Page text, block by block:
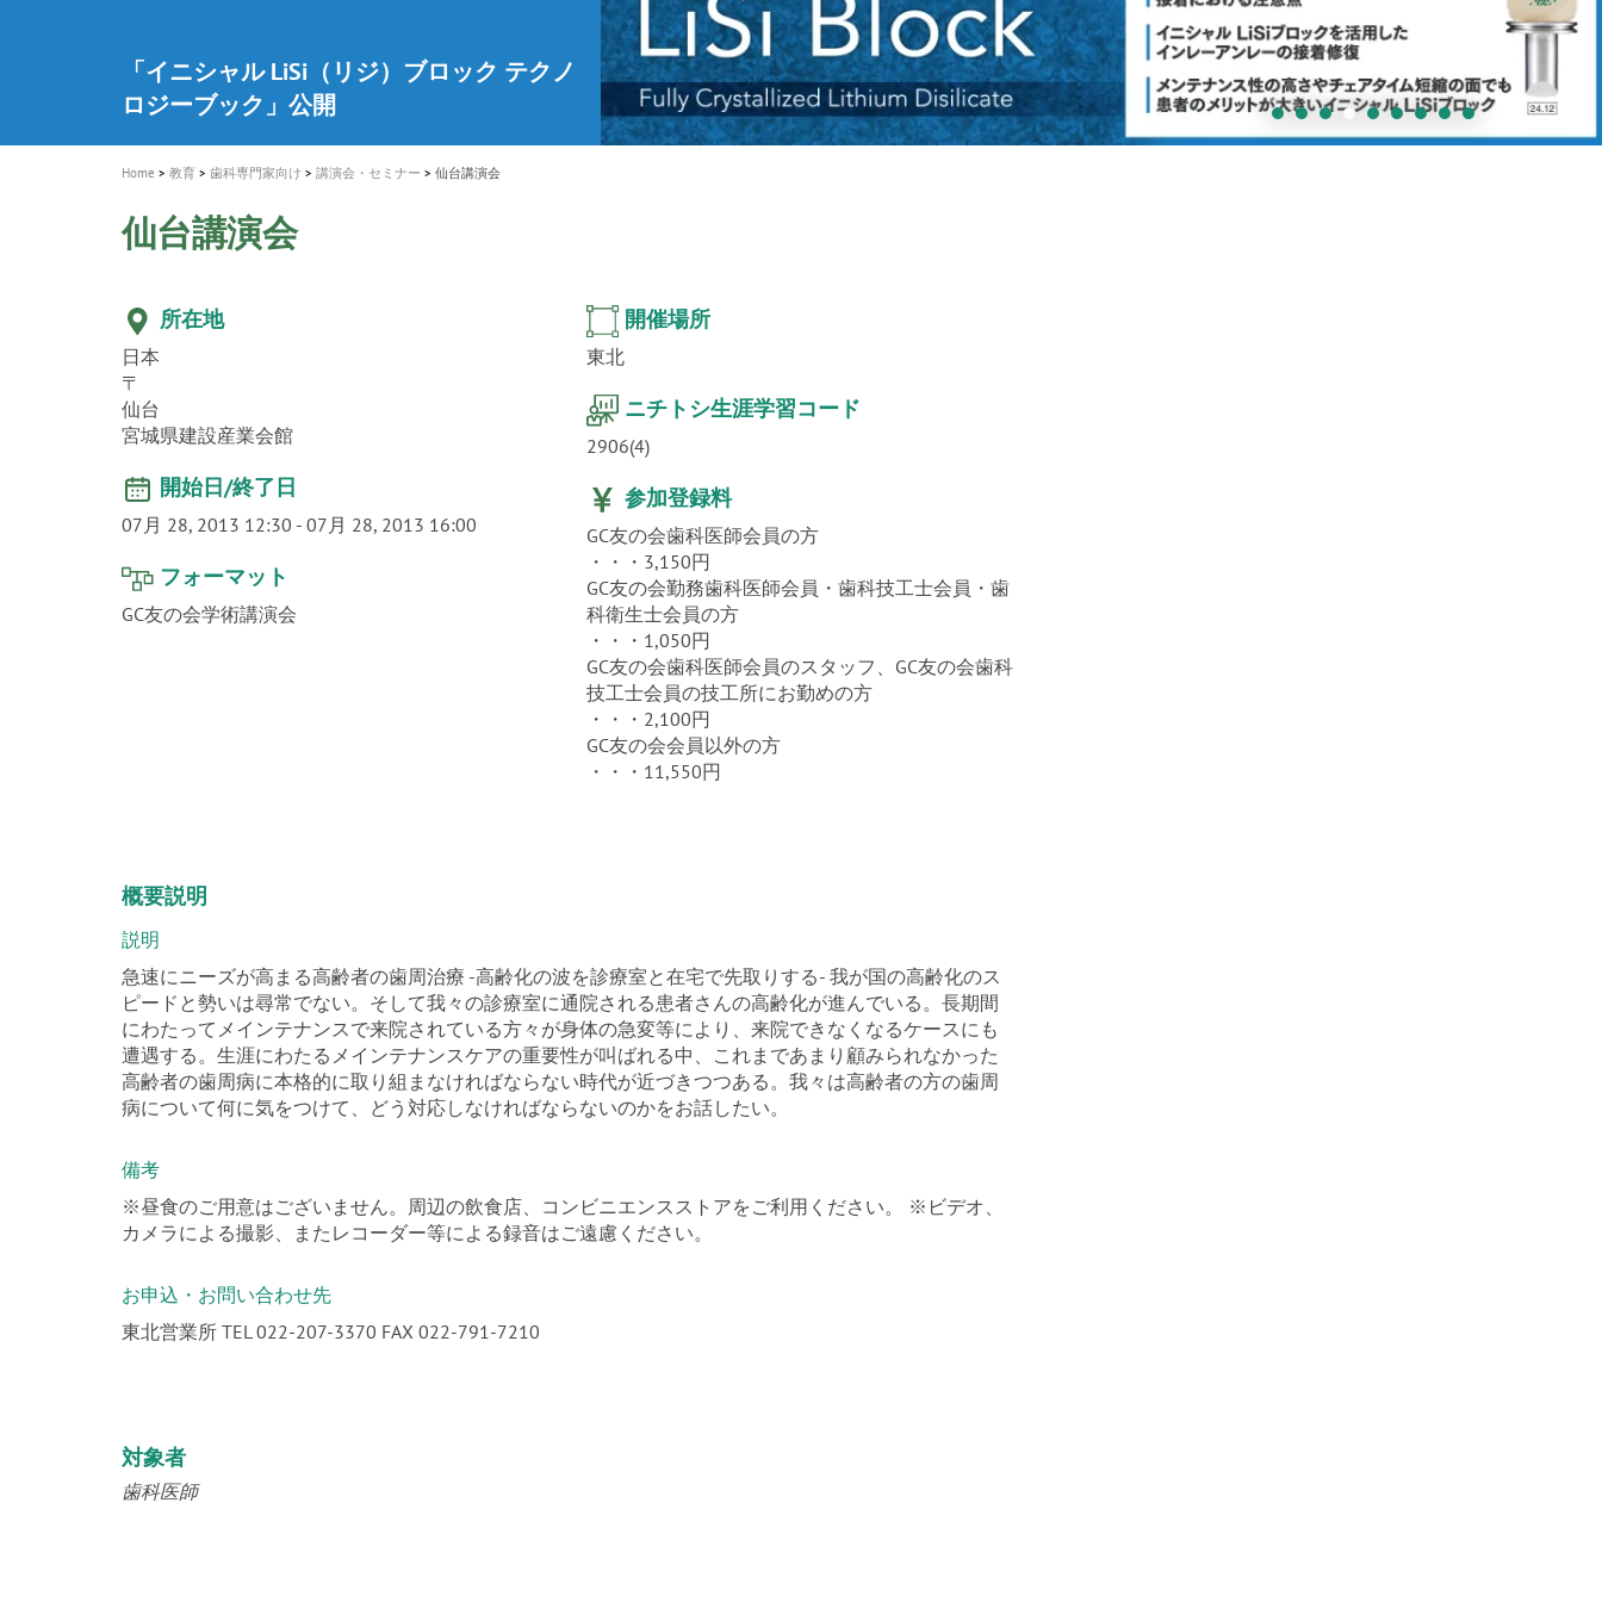
o
n
A healthy smile greatly contributes to your
quality of life
新発売 エバーエックス フロー
製品の詳細情報はこちら
「セラスマート テクノロジーブック」公
開
「イニシャル LiSi（リジ）ブロック テクノ
ロジーブック」公開
歯を内部まで白くする
医療ホワイトニング ティオン®
新製品 イオム ナゴミ for DH
専用サイトはこちら
新製品バキュクレーブ 118 / 318 Prime
製品の詳細情報はこちら
インプラント Aadva®
ショートインプラント新発売
GCグループ企業
Home 教育 歯科専門家向け 講演会・セミナー 仙台講演会
仙台講演会
所在地
日本
〒
仙台
宮城県建設産業会館
開始日/終了日
07月 28, 2013 12:30 - 07月 28, 2013 16:00
フォーマット
GC友の会学術講演会
開催場所
東北
ニチトシ生涯学習コード
2906(4)
参加登録料
GC友の会歯科医師会員の方
・・・3,150円
GC友の会勤務歯科医師会員・歯科技工士会員・歯
科衛生士会員の方
・・・1,050円
GC友の会歯科医師会員のスタッフ、GC友の会歯科
技工士会員の技工所にお勤めの方
・・・2,100円
GC友の会会員以外の方
・・・11,550円
概要説明
説明
急速にニーズが高まる高齢者の歯周治療 -高齢化の波を診療室と在宅で先取りする- 我が国の高齢化のス
ピードと勢いは尋常でない。そして我々の診療室に通院される患者さんの高齢化が進んでいる。長期間
にわたってメインテナンスで来院されている方々が身体の急変等により、来院できなくなるケースにも
遭遇する。生涯にわたるメインテナンスケアの重要性が叫ばれる中、これまであまり顧みられなかった
高齢者の歯周病に本格的に取り組まなければならない時代が近づきつつある。我々は高齢者の方の歯周
病について何に気をつけて、どう対応しなければならないのかをお話したい。
備考
※昼食のご用意はございません。周辺の飲食店、コンビニエンスストアをご利用ください。 ※ビデオ、
カメラによる撮影、またレコーダー等による録音はご遠慮ください。
お申込・お問い合わせ先
東北営業所 TEL 022-207-3370 FAX 022-791-7210
対象者
歯科医師